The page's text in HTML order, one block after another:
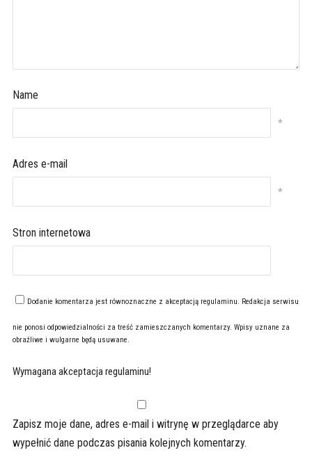
Name
*
Adres e-mail
*
Stron internetowa
Dodanie komentarza jest równoznaczne z akceptacją regulaminu. Redakcja serwisu
nie ponosi odpowiedzialności za treść zamieszczanych komentarzy. Wpisy uznane za
obraźliwe i wulgarne będą usuwane.
Wymagana akceptacja regulaminu!
Zapisz moje dane, adres e-mail i witrynę w przeglądarce aby
wypełnić dane podczas pisania kolejnych komentarzy.